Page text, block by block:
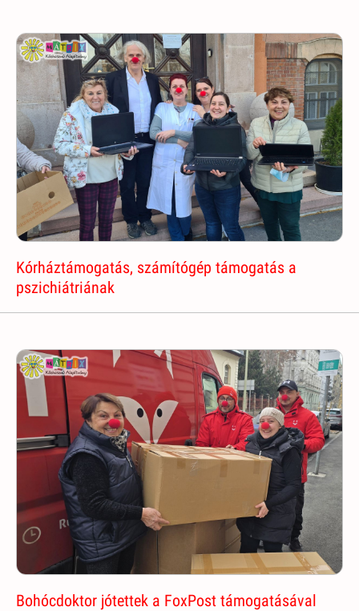
Kórháztámogatás, számítógép támogatás a
pszichiátriának
Bohócdoktor jótettek a FoxPost támogatásával